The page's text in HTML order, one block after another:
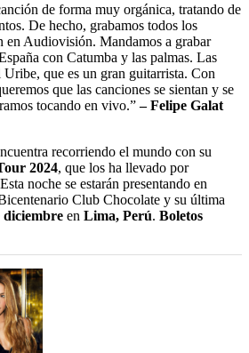
de forma muy orgánica, tratando de
De hecho, grabamos todos los
en Audiovisión. Mandamos a grabar
con Catumba y las palmas. Las
que es un gran guitarrista. Con
que las canciones se sientan y se
tocando en vivo.”– Felipe Galat
recorriendo el mundo con su
2024, que los ha llevado por
noche se estarán presentando en
Club Chocolate y su última
diciembre en Lima, Perú. Boletos